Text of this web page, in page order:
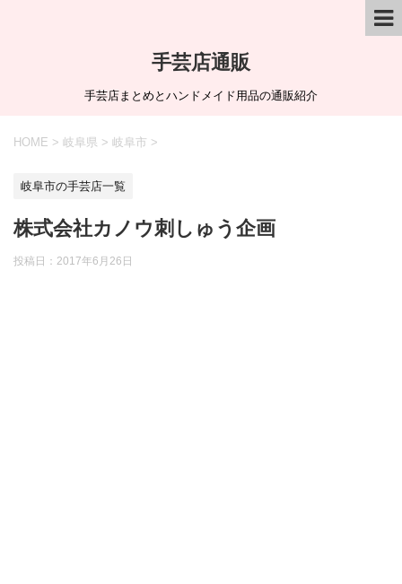
手芸店通販
手芸店まとめとハンドメイド用品の通販紹介
HOME > 岐阜県 > 岐阜市 >
岐阜市の手芸店一覧
株式会社カノウ刺しゅう企画
投稿日： 2017年6月26日